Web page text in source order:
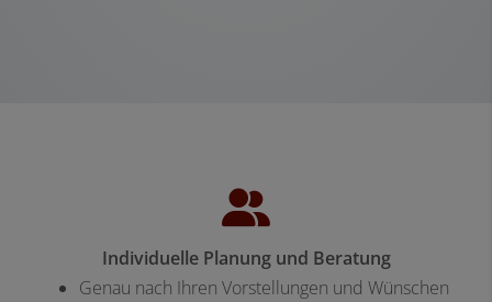
Individuelle Planung und Beratung
Genau nach Ihren Vorstellungen und Wünschen